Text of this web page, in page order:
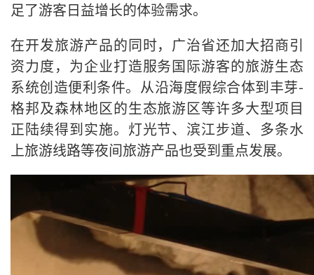
足了游客日益增长的体验需求。
在开发旅游产品的同时，广治省还加大招商引
资力度，为企业打造服务国际游客的旅游生态
系统创造便利条件。从沿海度假综合体到丰芽-
格邦及森林地区的生态旅游区等许多大型项目
正陆续得到实施。灯光节、滨江步道、多条水
上旅游线路等夜间旅游产品也受到重点发展。